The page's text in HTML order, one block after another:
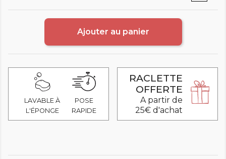
Ajouter au panier
LAVABLE À
L'ÉPONGE
POSE
RAPIDE
RACLETTE
OFFERTE
A partir de
25€ d'achat